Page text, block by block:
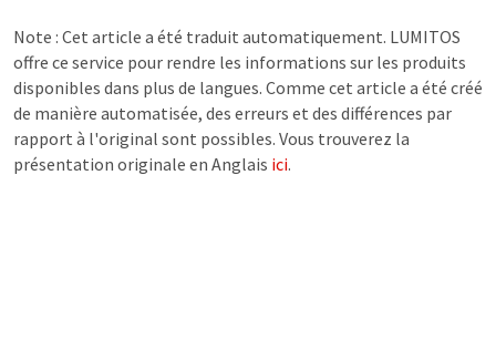
Note : Cet article a été traduit automatiquement. LUMITOS
offre ce service pour rendre les informations sur les produits
disponibles dans plus de langues. Comme cet article a été créé
de manière automatisée, des erreurs et des différences par
rapport à l'original sont possibles. Vous trouverez la
présentation originale en Anglais ici.